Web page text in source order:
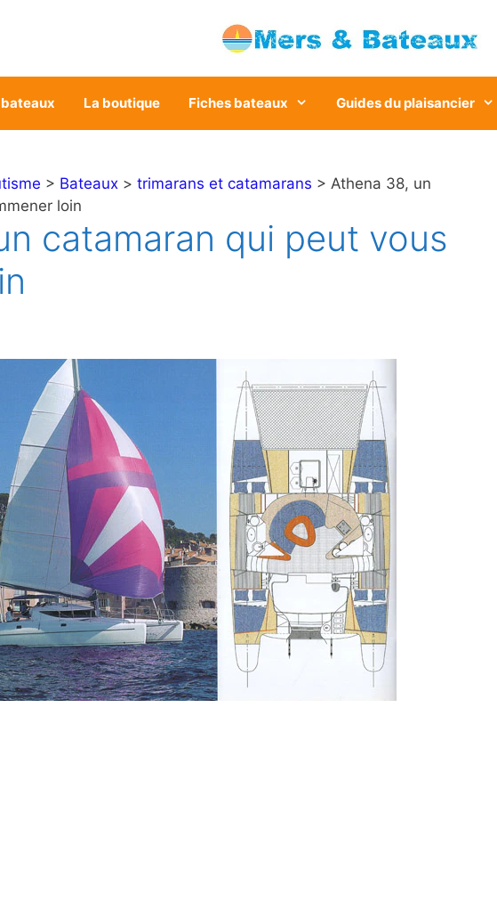
La boutique Fiches bateaux Guides du plaisancier
> Bateaux > trimarans et catamarans > Athena 38, un
loin
catamaran qui peut vous